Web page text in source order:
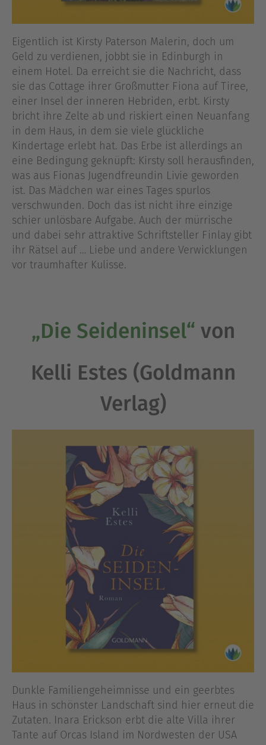
Eigentlich ist Kirsty Paterson Malerin, doch um
Geld zu verdienen, jobbt sie in Edinburgh in
einem Hotel. Da erreicht sie die Nachricht, dass
sie das Cottage ihrer Großmutter Fiona auf Tiree,
einer Insel der inneren Hebriden, erbt. Kirsty
bricht ihre Zelte ab und riskiert einen Neuanfang
in dem Haus, in dem sie viele glückliche
Kindertage erlebt hat. Das Erbe ist allerdings an
eine Bedingung geknüpft: Kirsty soll herausfinden,
was aus Fionas Jugendfreundin Livie geworden
ist. Das Mädchen war eines Tages spurlos
verschwunden. Doch das ist nicht ihre einzige
schier unlösbare Aufgabe. Auch der mürrische
und dabei sehr attraktive Schriftsteller Finlay gibt
ihr Rätsel auf … Liebe und andere Verwicklungen
vor traumhafter Kulisse.
„Die Seideninsel“ von
Kelli Estes (Goldmann
Verlag)
Dunkle Familiengeheimnisse und ein geerbtes
Haus in schönster Landschaft sind hier erneut die
Zutaten. Inara Erickson erbt die alte Villa ihrer
Tante auf Orcas Island im Nordwesten der USA